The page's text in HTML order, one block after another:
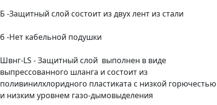
Б -Защитный слой состоит из двух лент из стали
б -Нет кабельной подушки
Швнг-LS - Защитный слой выполнен в виде
выпрессованного шланга и состоит из
поливинилхлоридного пластиката с низкой горючестью
и низким уровнем газо-дымовыделения